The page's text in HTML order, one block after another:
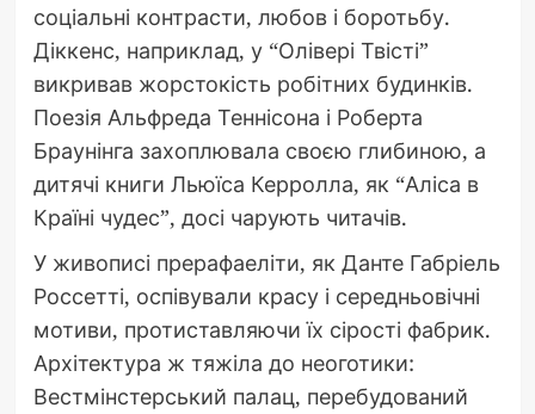
соціальні контрасти, любов і боротьбу.
Діккенс, наприклад, у “Олівері Твісті”
викривав жорстокість робітних будинків.
Поезія Альфреда Теннісона і Роберта
Браунінга захоплювала своєю глибиною, а
дитячі книги Льюїса Керролла, як “Аліса в
Країні чудес”, досі чарують читачів.
У живописі прерафаеліти, як Данте Габріель
Россетті, оспівували красу і середньовічні
мотиви, протиставляючи їх сірості фабрик.
Архітектура ж тяжіла до неоготики:
Вестмінстерський палац, перебудований